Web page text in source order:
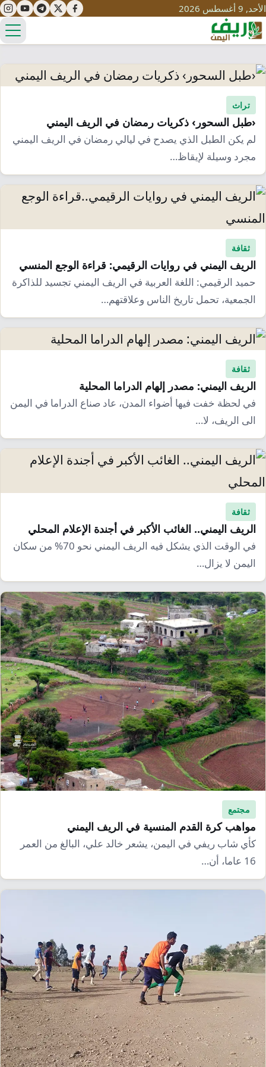
الأحد, 9 أغسطس 2026
تعليم
صحة
مياه
طرُق
تنمية
قصص نجاح
مبادرات
سياحة
تراث
ثقافة
التغير المناخي
التلوث
تحديات
حلول
إرشاد زراعي
نساء
قضايا
معيشة
قصة
انفوجرافيك
قصص رقمية
تقارير صور
فيديو
تراث
‹طبل السحور› ذكريات رمضان في الريف اليمني
لم يكن الطبل الذي يصدح في ليالي رمضان في الريف اليمني
مجرد وسيلة لإيقاظ…
ثقافة
الريف اليمني في روايات الرقيمي: قراءة الوجع المنسي
حميد الرقيمي: اللغة العربية في الريف اليمني تجسيد للذاكرة
الجمعية، تحمل تاريخ الناس وعلاقتهم…
ثقافة
الريف اليمني: مصدر إلهام الدراما المحلية
في لحظة خفت فيها أضواء المدن، عاد صناع الدراما في اليمن
الى الريف، لا…
ثقافة
الريف اليمني.. الغائب الأكبر في أجندة الإعلام المحلي
في الوقت الذي يشكل فيه الريف اليمني نحو 70% من سكان
اليمن لا يزال…
مجتمع
مواهب كرة القدم المنسية في الريف اليمني
كأي شاب ريفي في اليمن، يشعر خالد علي، البالغ من العمر
16 عاما، أن…